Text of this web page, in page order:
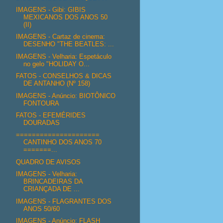
IMAGENS - Gibi: GIBIS
MEXICANOS DOS ANOS 50
(II)
IMAGENS - Cartaz de cinema:
DESENHO "THE BEATLES: ...
IMAGENS - Velharia: Espetáculo
no gelo "HOLIDAY O...
FATOS - CONSELHOS & DICAS
DE ANTANHO (Nº 158)
IMAGENS - Anúncio: BIOTÔNICO
FONTOURA
FATOS - EFEMÉRIDES
DOURADAS
=====================
CANTINHO DOS ANOS 70
=======...
QUADRO DE AVISOS
IMAGENS - Velharia:
BRINCADEIRAS DA
CRIANÇADA DE ...
IMAGENS - FLAGRANTES DOS
ANOS 50/60
IMAGENS - Anúncio: FLASH